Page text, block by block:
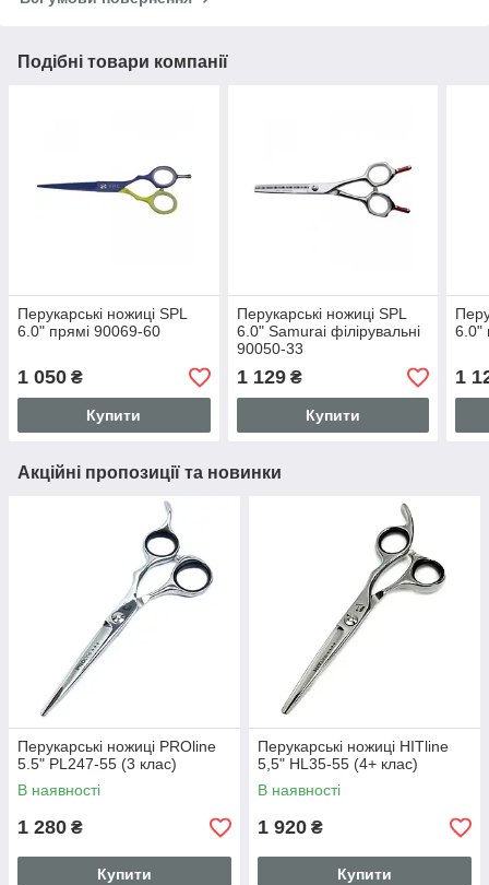
Подібні товари компанії
Перукарські ножиці SPL
6.0" прямі 90069-60
1 050 ₴
Купити
Перукарські ножиці SPL
6.0" Samurai філірувальні
90050-33
1 129₴
Купити
6.0"
1
Акційні пропозиції та новинки
Перукарські ножиці PROline
5.5" PL247-55 (3 клас)
В наявності
1 280 ₴
Купити
Перукарські ножиці HITline
5,5" HL35-55 (4+ клас)
В наявності
1 920 ₴
Купити